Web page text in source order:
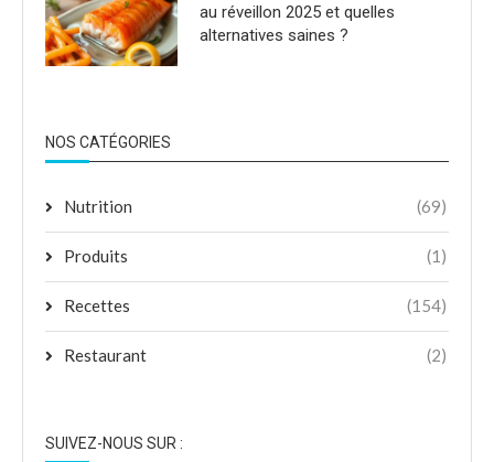
au réveillon 2025 et quelles
alternatives saines ?
NOS CATÉGORIES
Nutrition (69)
Produits (1)
Recettes (154)
Restaurant (2)
SUIVEZ-NOUS SUR :